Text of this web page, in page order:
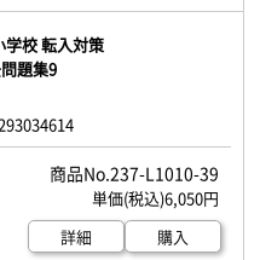
校 転入対策
題集9
237-L1010-39
6,050円
詳細
購入